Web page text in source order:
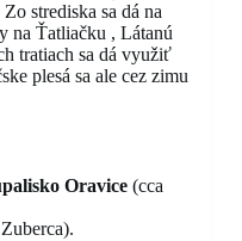
strediska sa dá na
na Ťatliačku , Látanú
tratiach sa dá využiť
plesá sa ale cez zimu
Oravice (cca